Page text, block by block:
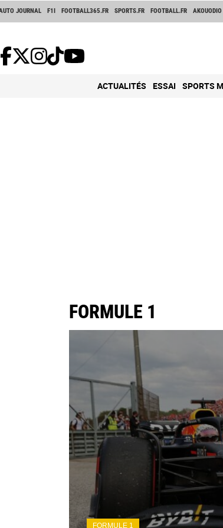
JOURNAL F1I FOOTBALL365.FR SPORTS.FR FOOTBALL.FR
ACTUALITÉS ESSAI SPORTS
FORMULE 1
FORMULE 1